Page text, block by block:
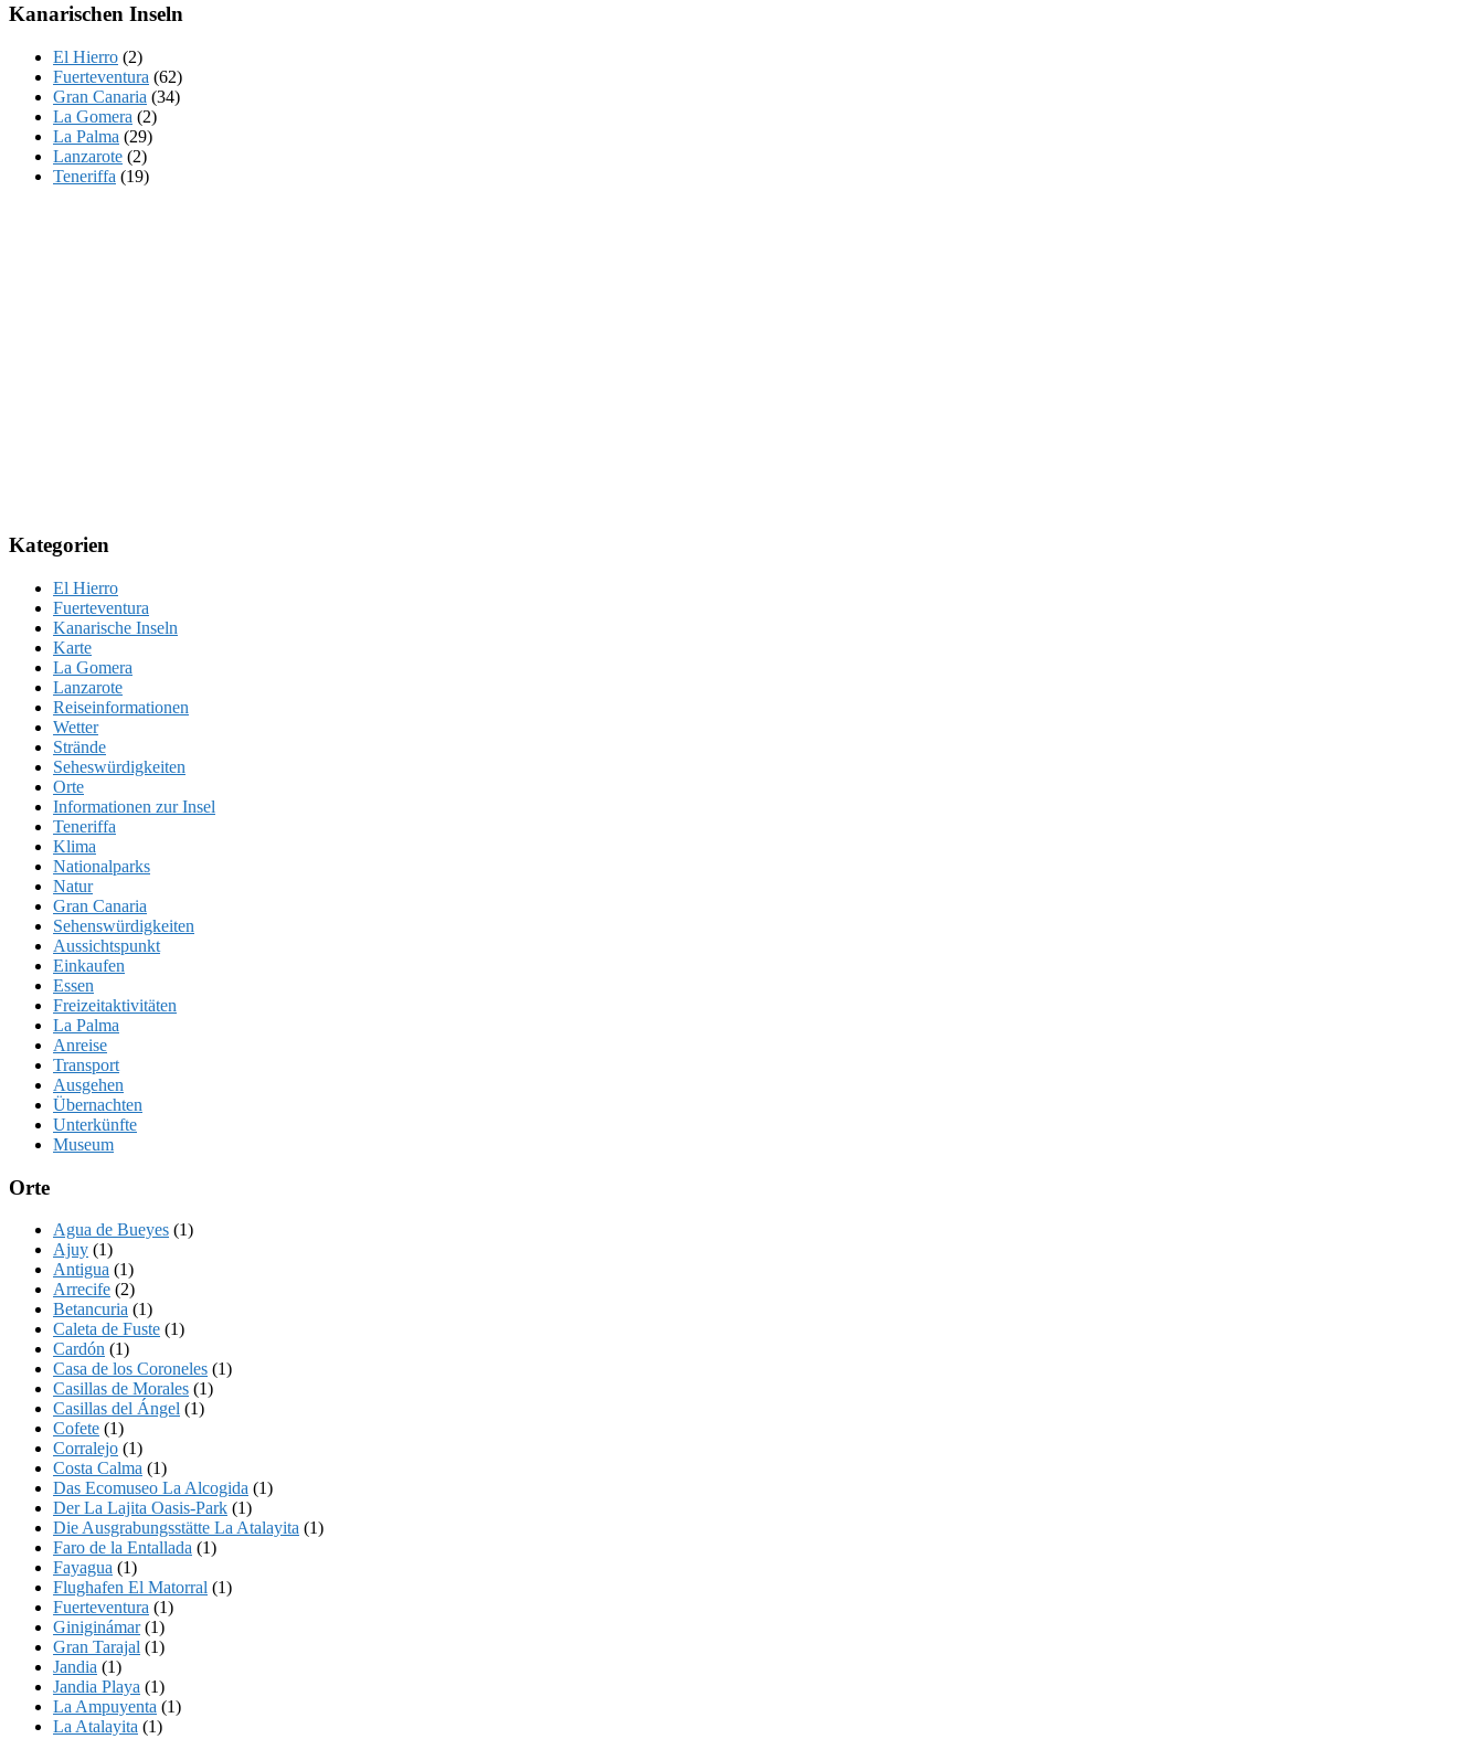
Kanarischen Inseln
El Hierro (2)
Fuerteventura (62)
Gran Canaria (34)
La Gomera (2)
La Palma (29)
Lanzarote (2)
Teneriffa (19)
Kategorien
El Hierro
Fuerteventura
Kanarische Inseln
Karte
La Gomera
Lanzarote
Reiseinformationen
Wetter
Strände
Seheswürdigkeiten
Orte
Informationen zur Insel
Teneriffa
Klima
Nationalparks
Natur
Gran Canaria
Sehenswürdigkeiten
Aussichtspunkt
Einkaufen
Essen
Freizeitaktivitäten
La Palma
Anreise
Transport
Ausgehen
Übernachten
Unterkünfte
Museum
Orte
Agua de Bueyes (1)
Ajuy (1)
Antigua (1)
Arrecife (2)
Betancuria (1)
Caleta de Fuste (1)
Cardón (1)
Casa de los Coroneles (1)
Casillas de Morales (1)
Casillas del Ángel (1)
Cofete (1)
Corralejo (1)
Costa Calma (1)
Das Ecomuseo La Alcogida (1)
Der La Lajita Oasis-Park (1)
Die Ausgrabungsstätte La Atalayita (1)
Faro de la Entallada (1)
Fayagua (1)
Flughafen El Matorral (1)
Fuerteventura (1)
Giniginámar(1)
Gran Tarajal (1)
Jandia (1)
Jandia Playa (1)
La Ampuyenta (1)
La Atalayita (1)